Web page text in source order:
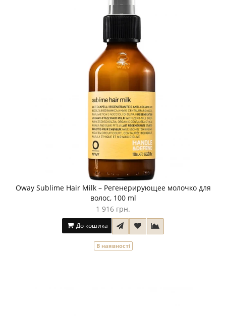
Oway Sublime Hair Milk – Регенерирующее молочко для
волос, 100 ml
1 916 грн.
До кошика
В наявності